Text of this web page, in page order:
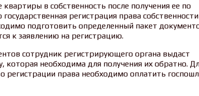
в собственность после получения ее по
регистрация права
подготовить определенный пакет
к заявлению на регистрацию.
сотрудник регистрирующего органа выдаст
которая необходима для получения их обратно.
регистрации права необходимо оплатить